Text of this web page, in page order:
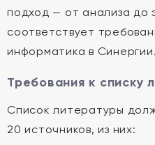
подход — от анализа до
соответствует
информатика в Синергии.
Требования к списку
Список литературы
20 источников, из них: